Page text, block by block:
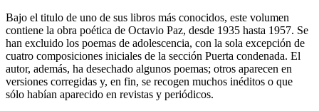
Bajo el titulo de uno de sus libros más conocidos, este volumen
contiene la obra poética de Octavio Paz, desde 1935 hasta 1957. Se
han excluido los poemas de adolescencia, con la sola excepción de
cuatro composiciones iniciales de la sección Puerta condenada. El
autor, además, ha desechado algunos poemas; otros aparecen en
versiones corregidas y, en fin, se recogen muchos inéditos o que
sólo habían aparecido en revistas y periódicos.